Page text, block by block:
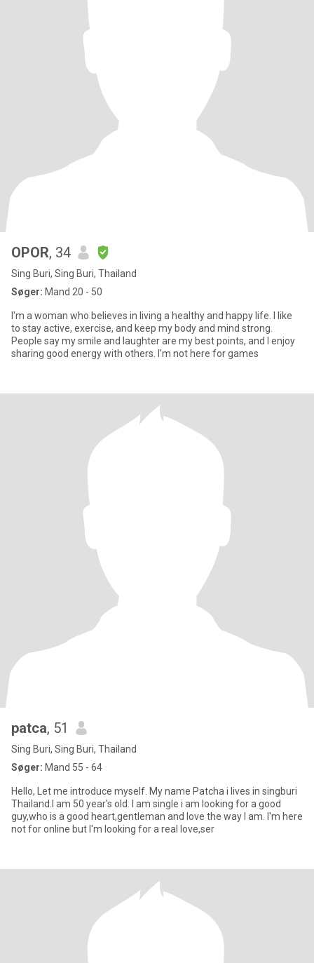
OPOR, 34
Sing Buri, Sing Buri, Thailand
Søger: Mand 20 - 50
I'm a woman who believes in living a healthy and happy life. I like
to stay active, exercise, and keep my body and mind strong.
People say my smile and laughter are my best points, and I enjoy
sharing good energy with others. I'm not here for games
patca, 51
Sing Buri, Sing Buri, Thailand
Søger: Mand 55 - 64
Hello, Let me introduce myself. My name Patcha i lives in singburi
Thailand.I am 50 year's old. I am single i am looking for a good
guy,who is a good heart,gentleman and love the way I am. I'm here
not for online but I'm looking for a real love,ser